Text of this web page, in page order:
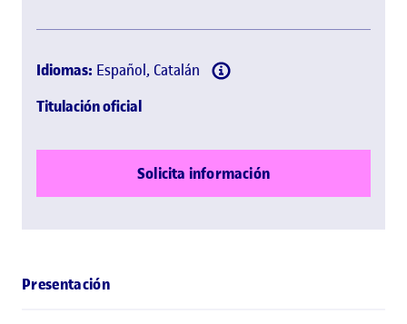
Idiomas: Español, Catalán
Titulación oficial
Solicita información
Presentación